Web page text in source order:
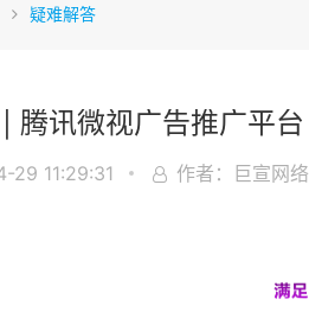
疑难解答
腾讯微视广告推广平台
29 11:29:31 作者：巨宣网络